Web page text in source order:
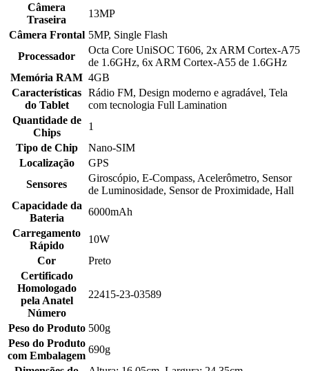
Câmera
Traseira
13MP
Câmera Frontal 5MP, Single Flash
Processador
Octa Core UniSOC T606, 2x ARM Cortex-A75
de 1.6GHz, 6x ARM Cortex-A55 de 1.6GHz
Memória RAM 4GB
Características
do Tablet
Rádio FM, Design moderno e agradável, Tela
com tecnologia Full Lamination
Quantidade de
Chips
1
Tipo de Chip
Nano-SIM
Localização
GPS
Sensores
Giroscópio, E-Compass, Acelerômetro, Sensor
de Luminosidade, Sensor de Proximidade, Hall
Capacidade da
Bateria
6000mAh
Carregamento
Rápido
10W
Cor
Preto
Certificado
Homologado
pela Anatel
Número
22415-23-03589
Peso do Produto 500g
Peso do Produto
com Embalagem
690g